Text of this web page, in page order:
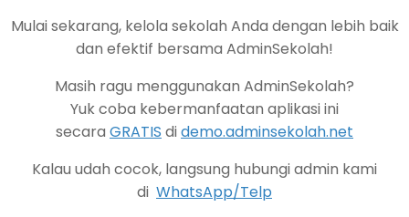
Mulai sekarang, kelola sekolah Anda dengan lebih baik
dan efektif bersama AdminSekolah!
Masih ragu menggunakan AdminSekolah?
Yuk coba kebermanfaatan aplikasi ini
secara GRATIS didemo.adminsekolah.net
Kalau udah cocok, langsung hubungi admin kami
di WhatsApp/Telp